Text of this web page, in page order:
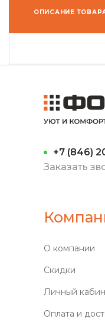
ОПИСАНИЕ
+7 (846)
Заказать
О компании
Скидки
Личный
Оплата и